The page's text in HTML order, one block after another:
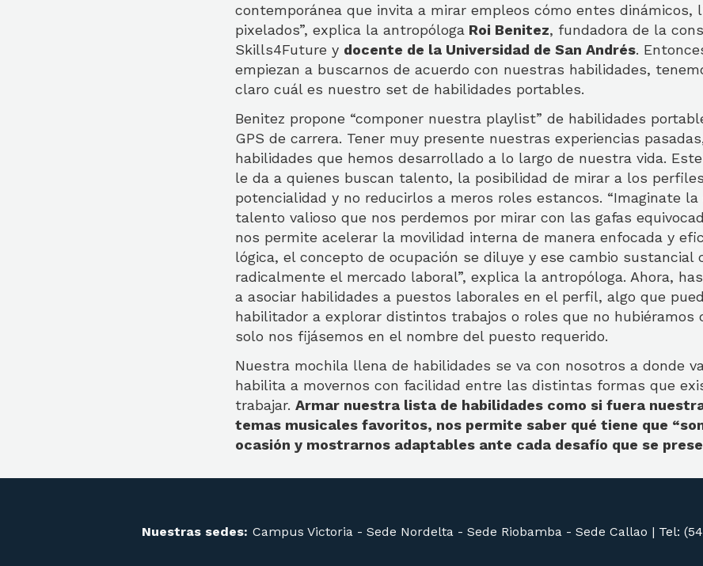
contemporánea que invita a mirar empleos cómo entes dinámicos,
pixelados”, explica la antropóloga Roi Benitez, fundadora de la
Skills4Future y docente de la Universidad de San Andrés.
empiezan a buscarnos de acuerdo con nuestras habilidades,
claro cuál es nuestro set de habilidades portables.
Benitez propone “componer nuestra playlist” de habilidades
GPS de carrera. Tener muy presente nuestras experiencias
habilidades que hemos desarrollado a lo largo de nuestra vida.
le da a quienes buscan talento, la posibilidad de mirar a los
potencialidad y no reducirlos a meros roles estancos. “Imaginate
talento valioso que nos perdemos por mirar con las gafas
nos permite acelerar la movilidad interna de manera enfocada y
lógica, el concepto de ocupación se diluye y ese cambio sustancial
radicalmente el mercado laboral”, explica la antropóloga. Ahora,
a asociar habilidades a puestos laborales en el perfil, algo que
habilitador a explorar distintos trabajos o roles que no hubiéramos
solo nos fijásemos en el nombre del puesto requerido.
Nuestra mochila llena de habilidades se va con nosotros a donde
habilita a movernos con facilidad entre las distintas formas que
trabajar. Armar nuestra lista de habilidades como si fuera
temas musicales favoritos, nos permite saber qué tiene que
ocasión y mostrarnos adaptables ante cada desafío que se
Nuestras sedes: Campus Victoria - Sede Nordelta - Sede Riobamba - Sede Callao | Tel: